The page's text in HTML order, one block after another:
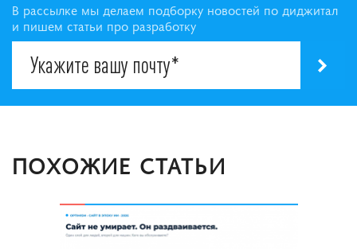
В рассылке мы делаем подборку новостей по диджитал
и пишем статьи про разработку
ПОХОЖИЕ СТАТЬИ